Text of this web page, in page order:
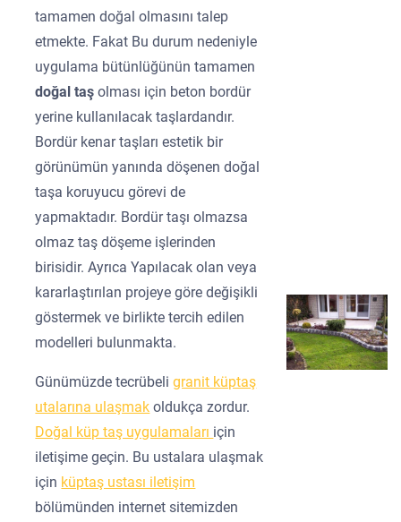
tamamen doğal olmasını talep
etmekte. Fakat Bu durum nedeniyle
uygulama bütünlüğünün tamamen
doğal taşolması için beton bordür
yerine kullanılacak taşlardandır.
Bordür kenar taşları estetik bir
görünümün yanında döşenen doğal
taşa koruyucu görevi de
yapmaktadır. Bordür taşı olmazsa
olmaz taş döşeme işlerinden
birisidir. Ayrıca Yapılacak olan veya
kararlaştırılan projeye göre değişikli
göstermek ve birlikte tercih edilen
modelleri bulunmakta.
Günümüzde tecrübeligranit küptaş
utalarına ulaşmak oldukça zordur.
Doğal küp taş uygulamaları için
iletişime geçin. Bu ustalara ulaşmak
için küptaş ustası iletişim
bölümünden internet sitemizden